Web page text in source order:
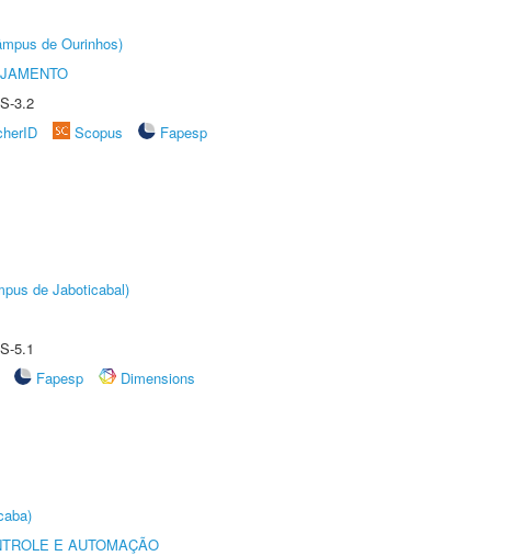
de Ourinhos)
3.2
Scopus
Fapesp
de Jaboticabal)
5.1
Fapesp
Dimensions
E AUTOMAÇÃO